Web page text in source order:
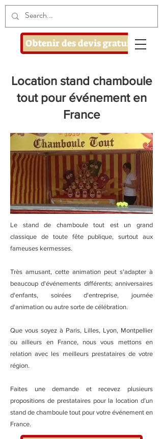
Obtenir des devis gratuits
Location stand chamboule
tout pour événement en
France
Le stand de chamboule tout est un grand
classique de toute fête publique, surtout aux
fameuses kermesses.
Très amusant, cette animation peut s'adapter à
beaucoup d'événements différents; anniversaires
d'enfants, soirées d'entreprise, journée
d'animation ou autre sorte de célébration.
Que vous soyez à Paris, Lilles, Lyon, Montpellier
ou ailleurs en France, nous vous mettons en
relation avec les meilleurs prestataires de votre
région.
Faites une demande et recevez plusieurs
propositions de prestataires pour la location d’un
stand de chamboule tout pour votre événement en
France.